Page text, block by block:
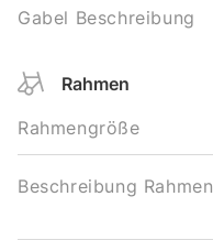
Gabel Beschreibung
Rahmen
Rahmengröße
Beschreibung Rahmen